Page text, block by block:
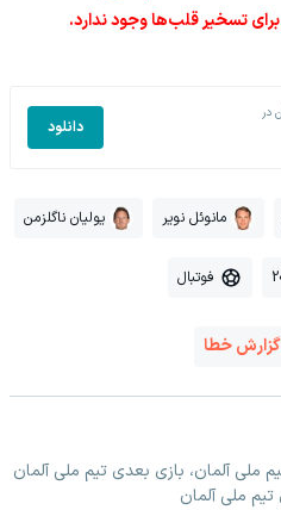
تسخیر قلب‌ها وجود ندارد.
در
دانلود
مانوئل نویر یولیان ناگلزمن
فوتبال
گزارش خطا
ملی آلمان، بازی بعدی تیم ملی آلمان
ملی آلمان